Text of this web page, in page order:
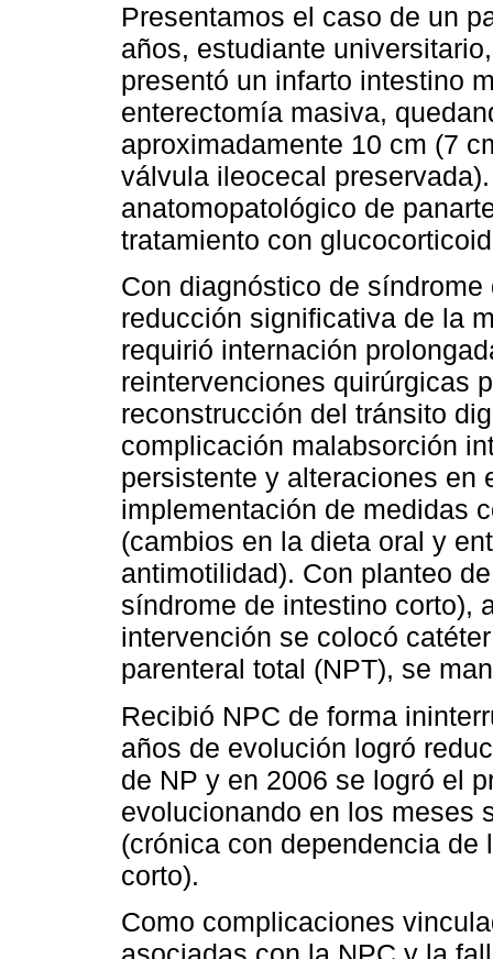
Presentamos el caso de un
años, estudiante
presentó un infarto intestino
enterectomía masiva,
aproximadamente 10 cm (7
válvula ileocecal
anatomopatológico de
tratamiento con
Con diagnóstico de
reducción significativa de la
requirió internación
reintervenciones quirúrgicas
reconstrucción del tránsito
complicación malabsorción
persistente y alteraciones en
implementación de medidas
(cambios en la dieta oral y
antimotilidad). Con planteo
síndrome de intestino corto),
intervención se colocó
parenteral total (NPT), se
Recibió NPC de forma
años de evolución logró
de NP y en 2006 se logró el
evolucionando en los meses
(crónica con dependencia
corto).
Como complicaciones